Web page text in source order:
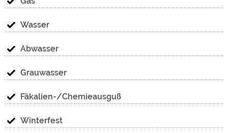
Wasser
Abwasser
Grauwasser
Fäkalien-/Chemieausguß
Winterfest